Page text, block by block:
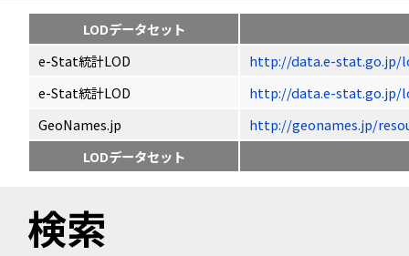
LODデータセット
e-Stat統計LOD
http://data.e-stat.go.jp/
e-Stat統計LOD
http://data.e-stat.go.jp/
GeoNames.jp
http://geonames.jp/
LODデータセット
検索